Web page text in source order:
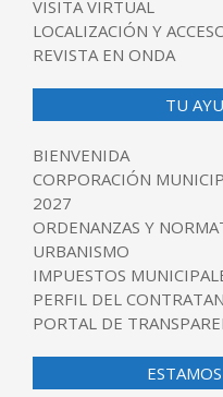
VISITA VIRTUAL
LOCALIZACIÓN Y
REVISTA EN ONDA
TU
BIENVENIDA
CORPORACIÓN
2027
ORDENANZAS Y
URBANISMO
IMPUESTOS
PERFIL DEL
PORTAL DE